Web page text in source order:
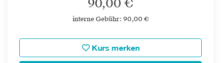
90,00 €
interne Gebühr: 90,00 €
Kurs merken